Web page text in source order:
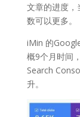
文章的进度，
数可以更多。
iMin 的
概9个月时间
Search
升。